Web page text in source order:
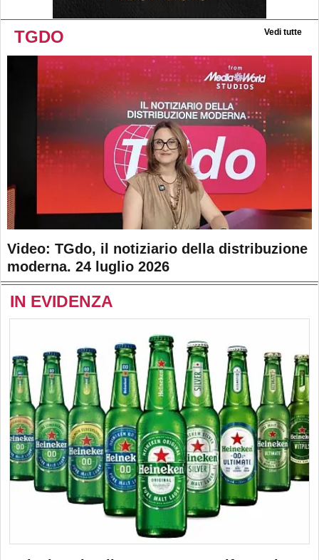
TGDO Vedi tutte
Video: TGdo, il notiziario della distribuzione
moderna. 24 luglio 2026
IN EVIDENZA